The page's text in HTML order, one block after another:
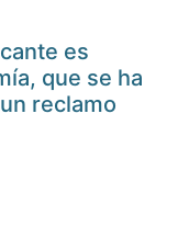
es
que se ha
reclamo